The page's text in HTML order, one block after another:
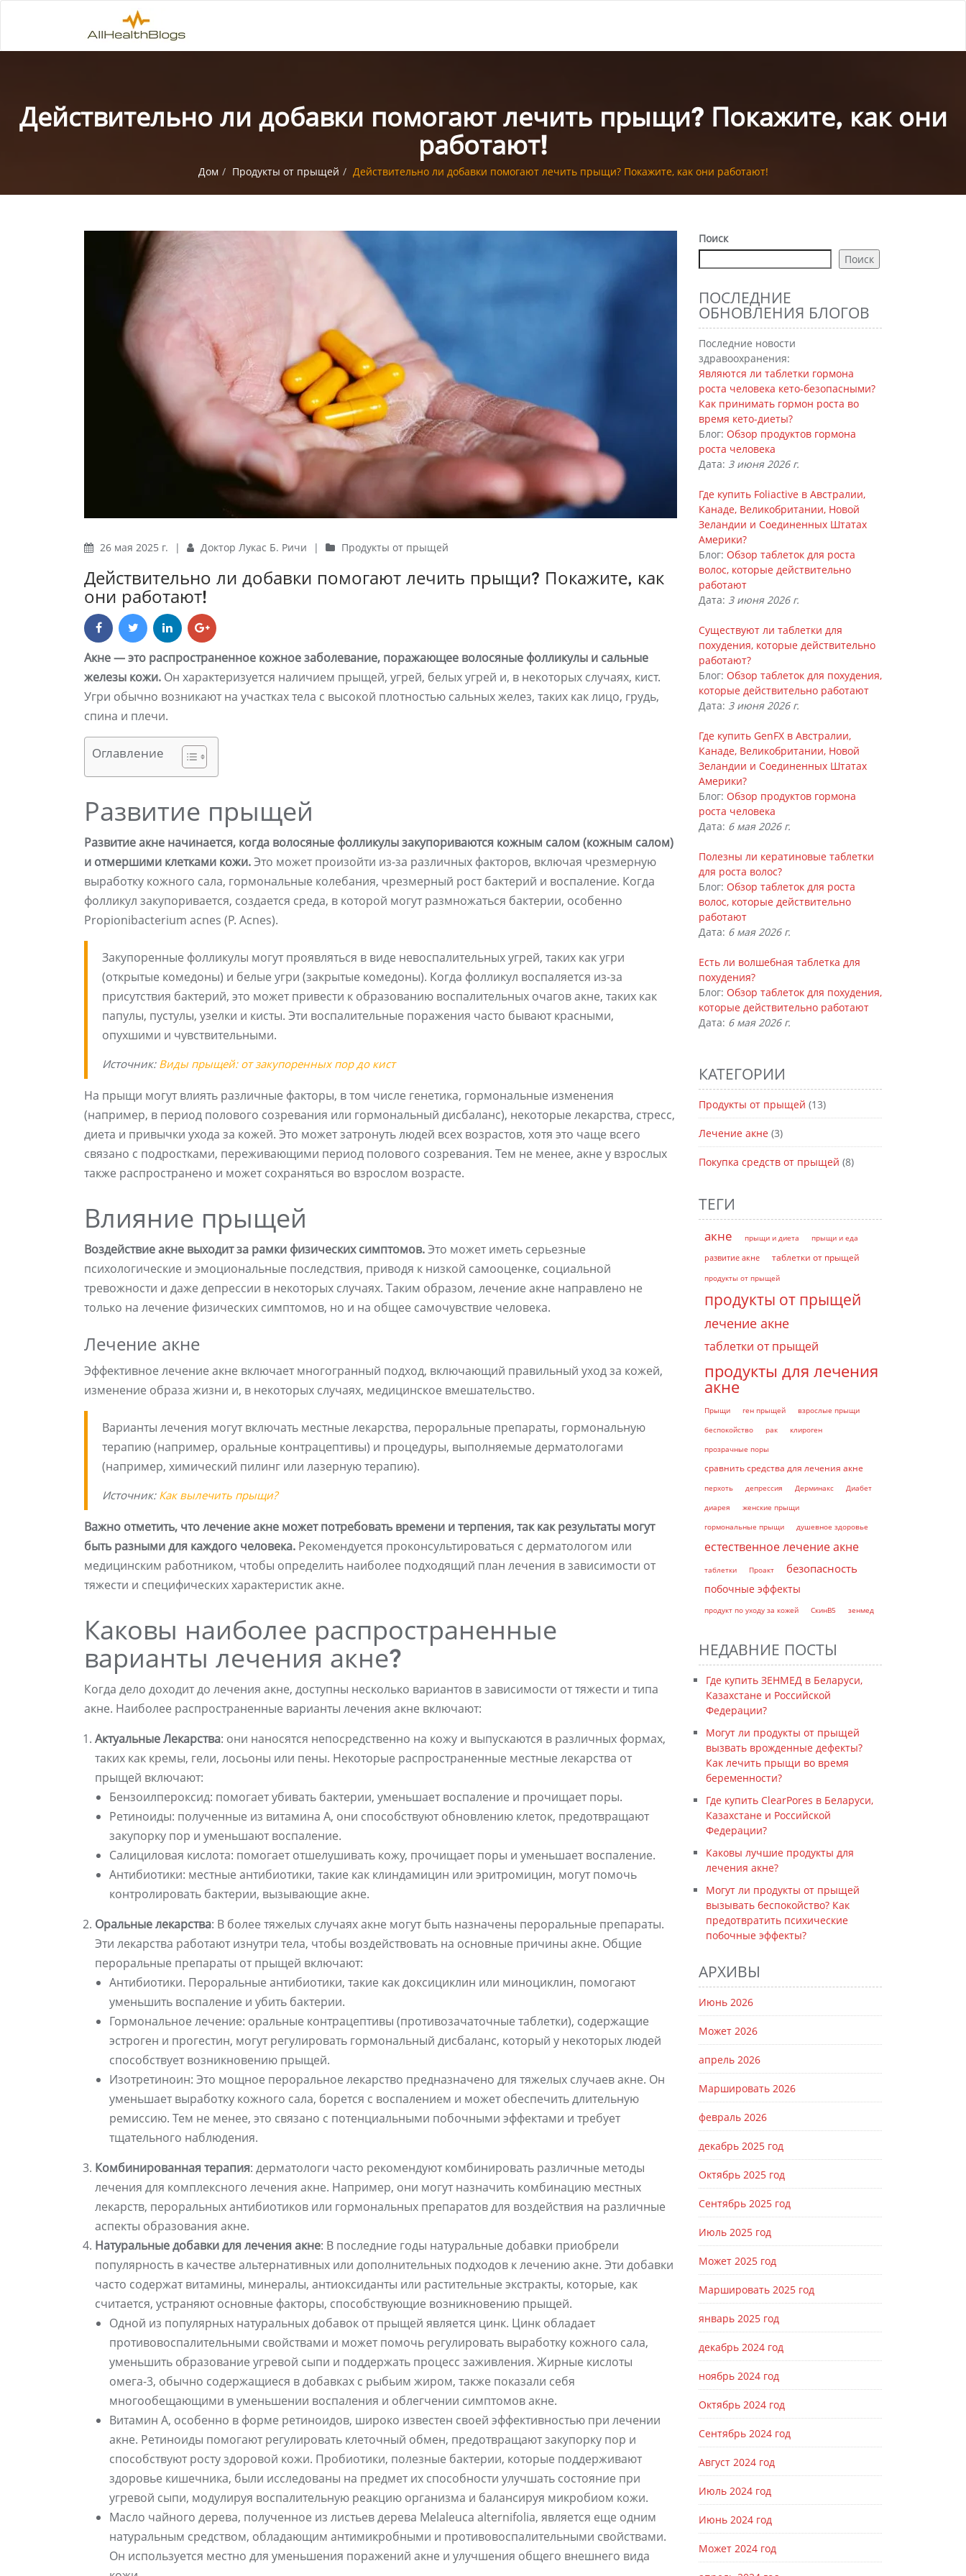
Действительно ли добавки помогают лечить прыщи? Покажите, как они
работают!
Дом Продукты от прыщей Действительно ли добавки помогают лечить прыщи? Покажите, как они работают!
26 мая 2025 г. | Доктор Лукас Б. Ричи | Продукты от прыщей
Действительно ли добавки помогают лечить прыщи? Покажите, как
они работают!
Акне — это распространенное кожное заболевание, поражающее волосяные фолликулы и сальные
железы кожи. Он характеризуется наличием прыщей, угрей, белых угрей и, в некоторых случаях, кист.
Угри обычно возникают на участках тела с высокой плотностью сальных желез, таких как лицо, грудь,
спина и плечи.
Оглавление
Развитие прыщей
Развитие акне начинается, когда волосяные фолликулы закупориваются кожным салом (кожным салом)
и отмершими клетками кожи.Это может произойти из-за различных факторов, включая чрезмерную
выработку кожного сала, гормональные колебания, чрезмерный рост бактерий и воспаление. Когда
фолликул закупоривается, создается среда, в которой могут размножаться бактерии, особенно
Propionibacterium acnes (P. Acnes).
Закупоренные фолликулы могут проявляться в виде невоспалительных угрей, таких как угри
(открытые комедоны) и белые угри (закрытые комедоны). Когда фолликул воспаляется из-за
присутствия бактерий, это может привести к образованию воспалительных очагов акне, таких как
папулы, пустулы, узелки и кисты. Эти воспалительные поражения часто бывают красными,
опухшими и чувствительными.
Источник: Виды прыщей: от закупоренных пор до кист
На прыщи могут влиять различные факторы, в том числе генетика, гормональные изменения
(например, в период полового созревания или гормональный дисбаланс), некоторые лекарства, стресс,
диета и привычки ухода за кожей. Это может затронуть людей всех возрастов, хотя это чаще всего
связано с подростками, переживающими период полового созревания. Тем не менее, акне у взрослых
также распространено и может сохраняться во взрослом возрасте.
Влияние прыщей
Воздействие акне выходит за рамки физических симптомов.Это может иметь серьезные
психологические и эмоциональные последствия, приводя к низкой самооценке, социальной
тревожности и даже депрессии в некоторых случаях. Таким образом, лечение акне направлено не
только на лечение физических симптомов, но и на общее самочувствие человека.
Лечение акне
Эффективное лечение акне включает многогранный подход, включающий правильный уход за кожей,
изменение образа жизни и, в некоторых случаях, медицинское вмешательство.
Варианты лечения могут включать местные лекарства, пероральные препараты, гормональную
терапию (например, оральные контрацептивы) и процедуры, выполняемые дерматологами
(например, химический пилинг или лазерную терапию).
Источник: Как вылечить прыщи?
Важно отметить, что лечение акне может потребовать времени и терпения, так как результаты могут
быть разными для каждого человека. Рекомендуется проконсультироваться с дерматологом или
медицинским работником, чтобы определить наиболее подходящий план лечения в зависимости от
тяжести и специфических характеристик акне.
Каковы наиболее распространенные
варианты лечения акне?
Когда дело доходит до лечения акне, доступны несколько вариантов в зависимости от тяжести и типа
акне. Наиболее распространенные варианты лечения акне включают:
Актуальные Лекарства: они наносятся непосредственно на кожу и выпускаются в различных формах,
таких как кремы, гели, лосьоны или пены. Некоторые распространенные местные лекарства от
прыщей включают:
Бензоилпероксид: помогает убивать бактерии, уменьшает воспаление и прочищает поры.
Ретиноиды: полученные из витамина А, они способствуют обновлению клеток, предотвращают
закупорку пор и уменьшают воспаление.
Салициловая кислота: помогает отшелушивать кожу, прочищает поры и уменьшает воспаление.
Антибиотики: местные антибиотики, такие как клиндамицин или эритромицин, могут помочь
контролировать бактерии, вызывающие акне.
Оральные лекарства: В более тяжелых случаях акне могут быть назначены пероральные препараты.
Эти лекарства работают изнутри тела, чтобы воздействовать на основные причины акне. Общие
пероральные препараты от прыщей включают:
Антибиотики. Пероральные антибиотики, такие как доксициклин или миноциклин, помогают
уменьшить воспаление и убить бактерии.
Гормональное лечение: оральные контрацептивы (противозачаточные таблетки), содержащие
эстроген и прогестин, могут регулировать гормональный дисбаланс, который у некоторых людей
способствует возникновению прыщей.
Изотретиноин: Это мощное пероральное лекарство предназначено для тяжелых случаев акне. Он
уменьшает выработку кожного сала, борется с воспалением и может обеспечить длительную
ремиссию. Тем не менее, это связано с потенциальными побочными эффектами и требует
тщательного наблюдения.
Комбинированная терапия: дерматологи часто рекомендуют комбинировать различные методы
лечения для комплексного лечения акне. Например, они могут назначить комбинацию местных
лекарств, пероральных антибиотиков или гормональных препаратов для воздействия на различные
аспекты образования акне.
Натуральные добавки для лечения акне: В последние годы натуральные добавки приобрели
популярность в качестве альтернативных или дополнительных подходов к лечению акне. Эти добавки
часто содержат витамины, минералы, антиоксиданты или растительные экстракты, которые, как
считается, устраняют основные факторы, способствующие возникновению прыщей.
Одной из популярных натуральных добавок от прыщей является цинк. Цинк обладает
противовоспалительными свойствами и может помочь регулировать выработку кожного сала,
уменьшить образование угревой сыпи и поддержать процесс заживления. Жирные кислоты
омега-3, обычно содержащиеся в добавках с рыбьим жиром, также показали себя
многообещающими в уменьшении воспаления и облегчении симптомов акне.
Витамин А, особенно в форме ретиноидов, широко известен своей эффективностью при лечении
акне. Ретиноиды помогают регулировать клеточный обмен, предотвращают закупорку пор и
способствуют росту здоровой кожи. Пробиотики, полезные бактерии, которые поддерживают
здоровье кишечника, были исследованы на предмет их способности улучшать состояние при
угревой сыпи, модулируя воспалительную реакцию организма и балансируя микробиом кожи.
Масло чайного дерева, полученное из листьев дерева Melaleuca alternifolia, является еще одним
натуральным средством, обладающим антимикробными и противовоспалительными свойствами.
Он используется местно для уменьшения поражений акне и улучшения общего внешнего вида
Поиск
Поиск
ПОСЛЕДНИЕ
ОБНОВЛЕНИЯ БЛОГОВ
Последние новости
здравоохранения:
Являются ли таблетки гормона
роста человека кето-безопасными?
Как принимать гормон роста во
время кето-диеты?
Блог: Обзор продуктов гормона
роста человека
Дата: 3 июня 2026 г.
Где купить Foliactive в Австралии,
Канаде, Великобритании, Новой
Зеландии и Соединенных Штатах
Америки?
Блог: Обзор таблеток для роста
волос, которые действительно
работают
Дата: 3 июня 2026 г.
Существуют ли таблетки для
похудения, которые действительно
работают?
Блог: Обзор таблеток для похудения,
которые действительно работают
Дата: 3 июня 2026 г.
Где купить GenFX в Австралии,
Канаде, Великобритании, Новой
Зеландии и Соединенных Штатах
Америки?
Блог: Обзор продуктов гормона
роста человека
Дата: 6 мая 2026 г.
Полезны ли кератиновые таблетки
для роста волос?
Блог: Обзор таблеток для роста
волос, которые действительно
работают
Дата: 6 мая 2026 г.
Есть ли волшебная таблетка для
похудения?
Блог: Обзор таблеток для похудения,
которые действительно работают
Дата: 6 мая 2026 г.
КАТЕГОРИИ
Продукты от прыщей (13)
Лечение акне (3)
Покупка средств от прыщей (8)
ТЕГИ
акне прыщи и диета
прыщи и еда
развитие акне
таблетки от прыщей
продукты от прыщей
продукты от прыщей
лечение акне
таблетки от прыщей
продукты для лечения
акне
Прыщи ген прыщей
взрослые прыщи
беспокойство
рак
клироген
прозрачные поры
сравнить средства для лечения акне
перхоть депрессия Дерминакс
Диабет
диарея
женские прыщи
гормональные прыщи
душевное здоровье
естественное лечение акне
таблетки Проакт безопасность
побочные эффекты
продукт по уходу за кожей СкинB5 зенмед
НЕДАВНИЕ ПОСТЫ
Где купить ЗЕНМЕД в Беларуси,
Казахстане и Российской
Федерации?
Могут ли продукты от прыщей
вызвать врожденные дефекты?
Как лечить прыщи во время
беременности?
Где купить ClearPores в Беларуси,
Казахстане и Российской
Федерации?
Каковы лучшие продукты для
лечения акне?
Могут ли продукты от прыщей
вызывать беспокойство? Как
предотвратить психические
побочные эффекты?
АРХИВЫ
Июнь 2026
Может 2026
апрель 2026
Маршировать 2026
февраль 2026
декабрь 2025 год
Октябрь 2025 год
Сентябрь 2025 год
Июль 2025 год
Может 2025 год
Маршировать 2025 год
январь 2025 год
декабрь 2024 год
ноябрь 2024 год
Октябрь 2024 год
Сентябрь 2024 год
Август 2024 год
Июль 2024 год
Июнь 2024 год
Может 2024 год